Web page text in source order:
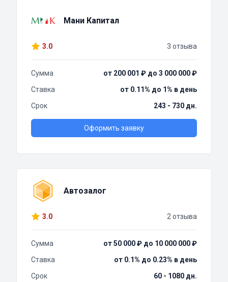
Мани Капитал
3.0 3 отзыва
Сумма
от 200 001 ₽ до 3 000 000 ₽
Ставка
от 0.11% до 1% в день
Срок
243 - 730 дн.
Оформить заявку
Автозалог
3.0 2 отзыва
Сумма
от 50 000 ₽ до 10 000 000 ₽
Ставка
от 0.1% до 0.23% в день
Срок
60 - 1080 дн.